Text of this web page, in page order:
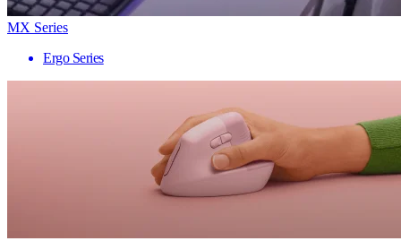
MX Series
Ergo Series